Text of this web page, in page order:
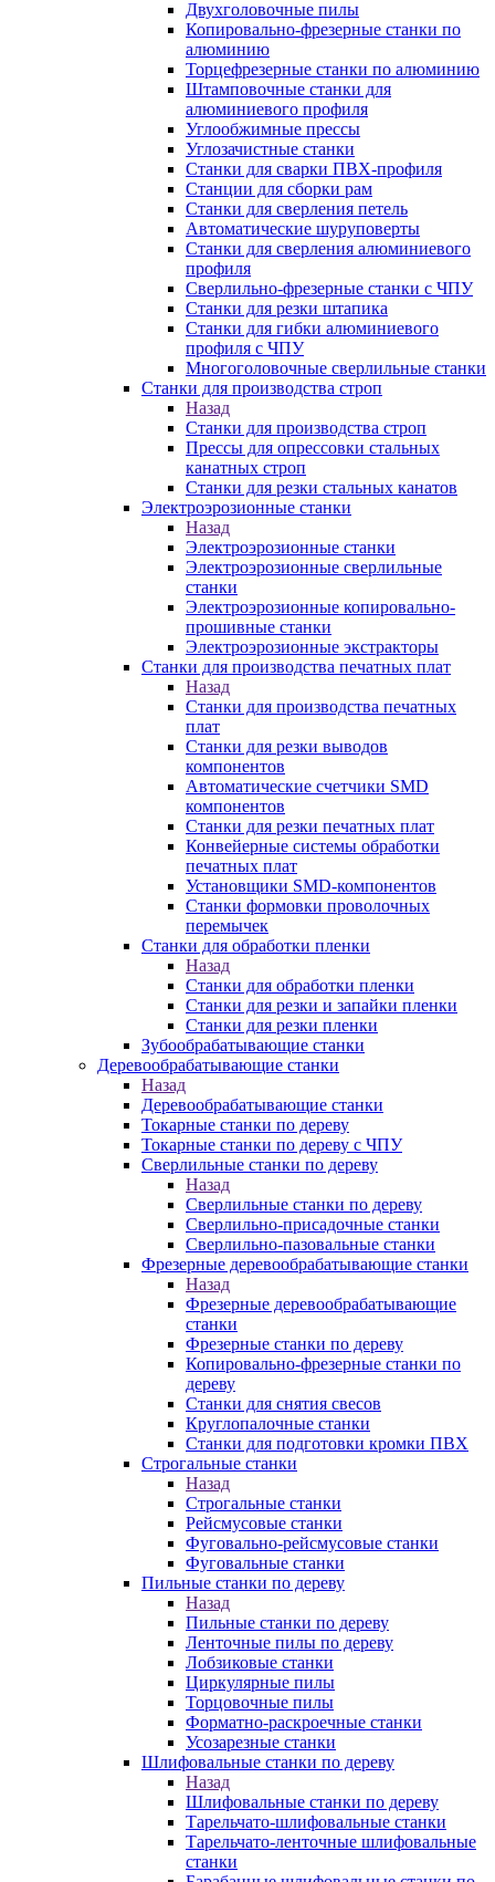
Двухголовочные пилы
Копировально-фрезерные станки по
алюминию
Торцефрезерные станки по алюминию
Штамповочные станки для
алюминиевого профиля
Углообжимные прессы
Углозачистные станки
Станки для сварки ПВХ-профиля
Станции для сборки рам
Станки для сверления петель
Автоматические шуруповерты
Станки для сверления алюминиевого
профиля
Сверлильно-фрезерные станки с ЧПУ
Станки для резки штапика
Станки для гибки алюминиевого
профиля с ЧПУ
Многоголовочные сверлильные станки
Станки для производства строп
Назад
Станки для производства строп
Прессы для опрессовки стальных
канатных строп
Станки для резки стальных канатов
Электроэрозионные станки
Назад
Электроэрозионные станки
Электроэрозионные сверлильные
станки
Электроэрозионные копировально-
прошивные станки
Электроэрозионные экстракторы
Станки для производства печатных плат
Назад
Станки для производства печатных
плат
Станки для резки выводов
компонентов
Автоматические счетчики SMD
компонентов
Станки для резки печатных плат
Конвейерные системы обработки
печатных плат
Установщики SMD-компонентов
Станки формовки проволочных
перемычек
Станки для обработки пленки
Назад
Станки для обработки пленки
Станки для резки и запайки пленки
Станки для резки пленки
Зубообрабатывающие станки
Деревообрабатывающие станки
Назад
Деревообрабатывающие станки
Токарные станки по дереву
Токарные станки по дереву с ЧПУ
Сверлильные станки по дереву
Назад
Сверлильные станки по дереву
Сверлильно-присадочные станки
Сверлильно-пазовальные станки
Фрезерные деревообрабатывающие станки
Назад
Фрезерные деревообрабатывающие
станки
Фрезерные станки по дереву
Копировально-фрезерные станки по
дереву
Станки для снятия свесов
Круглопалочные станки
Станки для подготовки кромки ПВХ
Строгальные станки
Назад
Строгальные станки
Рейсмусовые станки
Фуговально-рейсмусовые станки
Фуговальные станки
Пильные станки по дереву
Назад
Пильные станки по дереву
Ленточные пилы по дереву
Лобзиковые станки
Циркулярные пилы
Торцовочные пилы
Форматно-раскроечные станки
Усозарезные станки
Шлифовальные станки по дереву
Назад
Шлифовальные станки по дереву
Тарельчато-шлифовальные станки
Тарельчато-ленточные шлифовальные
станки